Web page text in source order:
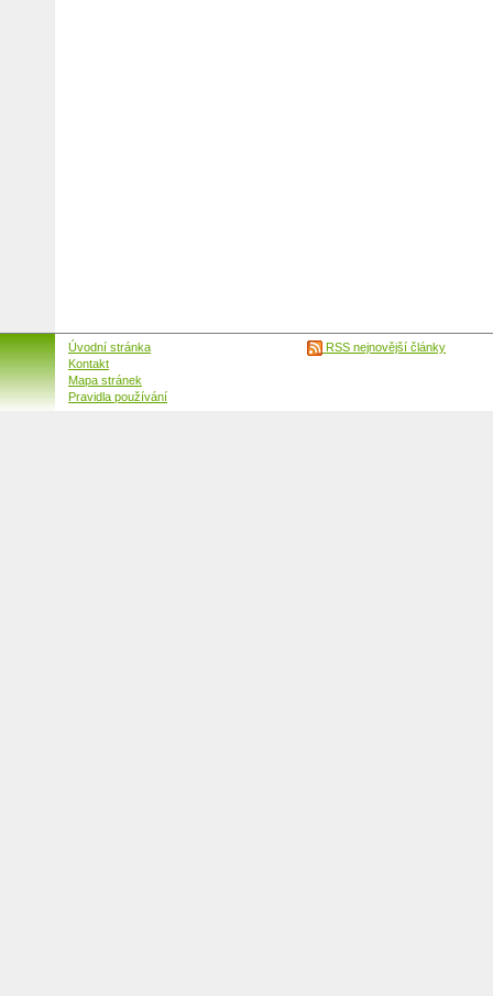
Úvodní stránka
Kontakt
Mapa stránek
Pravidla používání
RSS nejnovější články